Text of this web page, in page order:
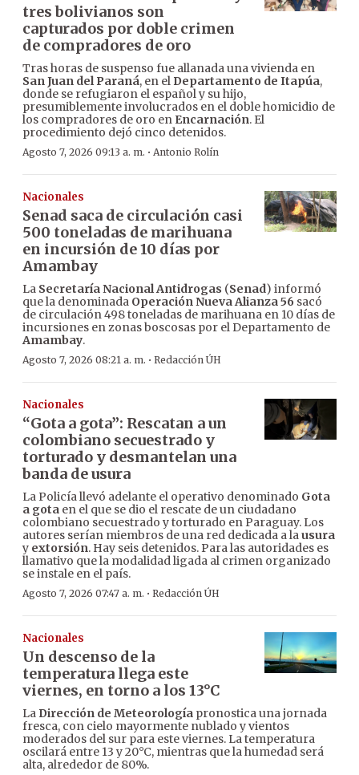
tres bolivianos son
capturados por doble crimen
de compradores de oro
Tras horas de suspenso fue allanada una vivienda en
San Juan del Paraná, en el Departamento de Itapúa,
donde se refugiaron el español y su hijo,
presumiblemente involucrados en el doble homicidio de
los compradores de oro en Encarnación. El
procedimiento dejó cinco detenidos.
Agosto 7, 2026 09:13 a. m. · Antonio Rolín
Nacionales
Senad saca de circulación casi
500 toneladas de marihuana
en incursión de 10 días por
Amambay
La Secretaría Nacional Antidrogas (Senad) informó
que la denominada Operación Nueva Alianza 56 sacó
de circulación 498 toneladas de marihuana en 10 días de
incursiones en zonas boscosas por el Departamento de
Amambay.
Agosto 7, 2026 08:21 a. m. · Redacción ÚH
Nacionales
“Gota a gota”: Rescatan a un
colombiano secuestrado y
torturado y desmantelan una
banda de usura
La Policía llevó adelante el operativo denominado Gota
a gota en el que se dio el rescate de un ciudadano
colombiano secuestrado y torturado en Paraguay. Los
autores serían miembros de una red dedicada a lausura
y extorsión. Hay seis detenidos. Para las autoridades es
llamativo que la modalidad ligada al crimen organizado
se instale en el país.
Agosto 7, 2026 07:47 a. m. · Redacción ÚH
Nacionales
Un descenso de la
temperatura llega este
viernes, en torno a los 13°C
La Dirección de Meteorología pronostica una jornada
fresca, con cielo mayormente nublado y vientos
moderados del sur para este viernes. La temperatura
oscilará entre 13 y 20°C, mientras que la humedad será
alta, alrededor de 80%.